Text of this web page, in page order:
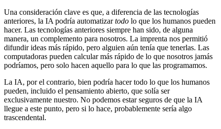
Una consideración clave es que, a diferencia de las tecnologías
anteriores, la IA podría automatizartodo lo que los humanos pueden
hacer. Las tecnologías anteriores siempre han sido, de alguna
manera, un complemento para nosotros. La imprenta nos permitió
difundir ideas más rápido, pero alguien aún tenía que tenerlas. Las
computadoras pueden calcular más rápido de lo que nosotros jamás
podríamos, pero solo hacen aquello para lo que las programamos.
La IA, por el contrario, bien podría hacer todo lo que los humanos
pueden, incluido el pensamiento abierto, que solía ser
exclusivamente nuestro. No podemos estar seguros de que la IA
llegue a este punto, pero si lo hace, probablemente sería algo
trascendental.